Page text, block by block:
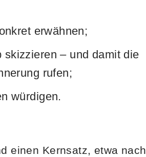
erwähnen;
skizzieren – und damit die
rufen;
würdigen.
einen Kernsatz, etwa nach